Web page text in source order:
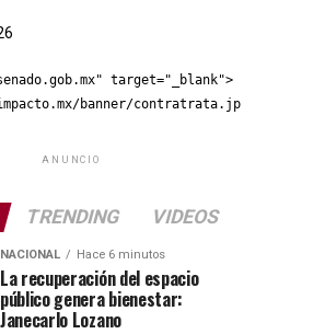
target="_blank">
banner/contratrata.jp
ANUNCIO
TRENDING VIDEOS
NACIONAL Hace 6 minutos
La recuperación del espacio
público genera bienestar:
Janecarlo Lozano